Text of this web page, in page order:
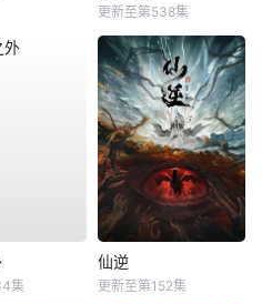
更新至第538集
集
仙逆
更新至第152集